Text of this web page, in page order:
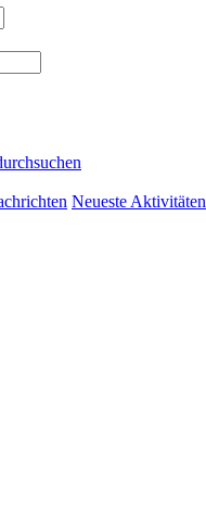
Neueste Aktivitäten